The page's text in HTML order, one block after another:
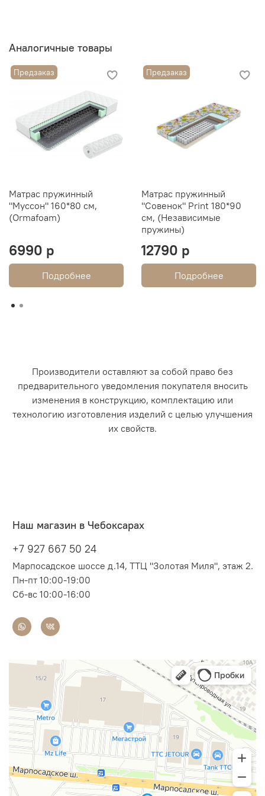
Аналогичные товары
Предзаказ
Матрас пружинный
"Муссон" 160*80 см,
(Ormafoam)
6990 р
Подробнее
Предзаказ
Матрас пружинный
"Совенок" Print 180*90
см, (Независимые
пружины)
12790 р
Подробнее
Производители оставляют за собой право без
предварительного уведомления покупателя вносить
изменения в конструкцию, комплектацию или
технологию изготовления изделий с целью улучшения
их свойств.
Наш магазин в Чебоксарах
+7 927 667 50 24
Марпосадское шоссе д.14, ТТЦ "Золотая Миля", этаж 2.
Пн-пт 10:00-19:00
Сб-вс 10:00-16:00